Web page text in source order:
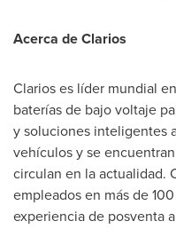
Acerca de Clarios
Clarios es líder mundial
baterías de bajo voltaje
y soluciones inteligentes
vehículos y se
circulan en la actualidad.
empleados en más de
experiencia de posventa